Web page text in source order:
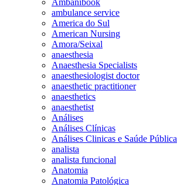
ambulance service
America do Sul
American Nursing
Amora/Seixal
anaesthesia
Anaesthesia Specialists
anaesthesiologist doctor
anaesthetic practitioner
anaesthetics
anaesthetist
Análises
Análises Clínicas
Análises Clinicas e Saúde Pública
analista
analista funcional
Anatomia
Anatomia Patológica